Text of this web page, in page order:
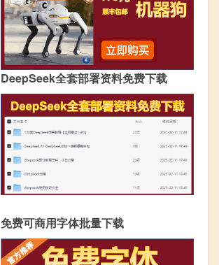
DeepSeek全套部署资料免费下载
免费可商用字体批量下载